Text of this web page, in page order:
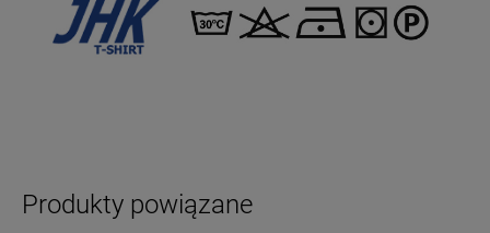
Produkty powiązane